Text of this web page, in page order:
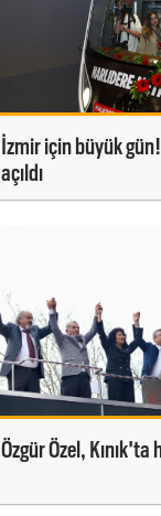
İzmir için büyük
açıldı
Özgür Özel,